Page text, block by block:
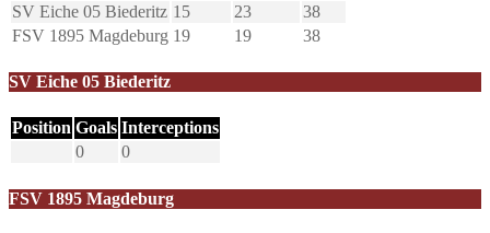
SV Eiche 05 Biederitz 15 23
38
FSV 1895 Magdeburg 19 19 38
SV Eiche 05 Biederitz
Position Goals Interceptions
0
0
FSV 1895 Magdeburg